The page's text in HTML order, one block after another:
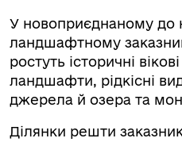
У новоприєднаному до
ландшафтному
ростуть історичні
ландшафти, рідкісні
джерела й озера та
Ділянки решти